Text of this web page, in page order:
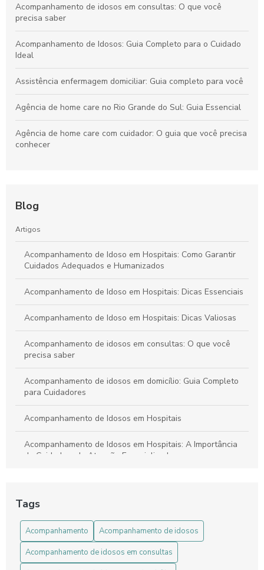
Acompanhamento de idosos em consultas: O que você
precisa saber
Acompanhamento de Idosos: Guia Completo para o Cuidado
Ideal
Assistência enfermagem domiciliar: Guia completo para você
Agência de home care no Rio Grande do Sul: Guia Essencial
Agência de home care com cuidador: O guia que você precisa
conhecer
Blog
Artigos
Acompanhamento de Idoso em Hospitais: Como Garantir
Cuidados Adequados e Humanizados
Acompanhamento de Idoso em Hospitais: Dicas Essenciais
Acompanhamento de Idoso em Hospitais: Dicas Valiosas
Acompanhamento de idosos em consultas: O que você
precisa saber
Acompanhamento de idosos em domicílio: Guia Completo
para Cuidadores
Acompanhamento de Idosos em Hospitais
Acompanhamento de Idosos em Hospitais: A Importância
do Cuidado e da Atenção Especializada
Acompanhamento de idosos em hospitais: Guia Completo
para Cuidadores
Acompanhamento de Idosos: Como Garantir Segurança e
Bem-Estar na Terceira Idade
Tags
Acompanhamento
Acompanhamento de idosos
Acompanhamento de idosos em consultas